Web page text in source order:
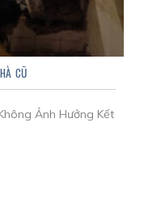
CŨ
Ảnh Hưởng Kết